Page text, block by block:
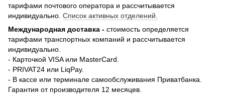
тарифами почтового оператора и рассчитывается
индивидуально. Список активных отделений.
Международная доставка - стоимость определяется
тарифами транспортных компаний и рассчитывается
индивидуально.
- Карточкой VISA или MasterCard.
- PRIVAT24 или LiqPay.
- В кассе или терминале самообслуживания Приватбанка.
Гарантия от производителя 12 месяцев.